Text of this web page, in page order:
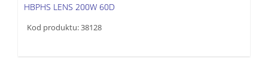
HBPHS LENS 200W 60D
Kod produktu: 38128